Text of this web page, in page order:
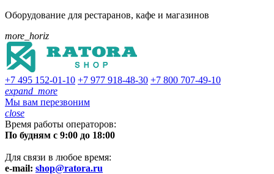
Оборудование для рестаранов, кафе и магазинов
more_horiz
+7 495 152-01-10 +7 977 918-48-30 +7 800 707-49-10
expand_more
Мы вам перезвоним
close
Время работы операторов:
По будням с 9:00 до 18:00
Для связи в любое время:
e-mail: shop@ratora.ru